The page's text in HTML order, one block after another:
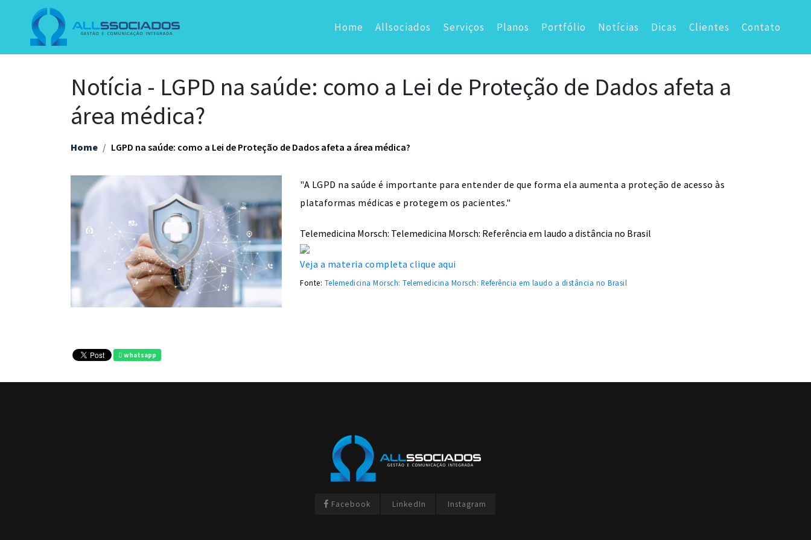
Home Allsociados Serviços Planos Portfólio Notícias Dicas Clientes Contato
Notícia - LGPD na saúde: como a Lei de Proteção de Dados afeta a
área médica?
Home LGPD na saúde: como a Lei de Proteção de Dados afeta a área médica?
whatsapp
"A LGPD na saúde é importante para entender de que forma ela aumenta a proteção de acesso às
plataformas médicas e protegem os pacientes."
Telemedicina Morsch: Telemedicina Morsch: Referência em laudo a distância no Brasil
Veja a materia completa clique aqui
Fonte: Telemedicina Morsch: Telemedicina Morsch: Referência em laudo a distância no Brasil
Facebook LinkedIn Instagram